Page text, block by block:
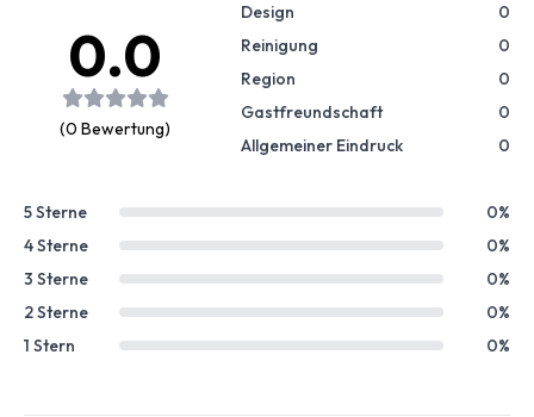
0.0
(0 Bewertung)
Design
0
Reinigung
0
Region
0
Gastfreundschaft
0
Allgemeiner Eindruck
0
5 Sterne
0%
4 Sterne
0%
3 Sterne
0%
2 Sterne
0%
1 Stern
0%